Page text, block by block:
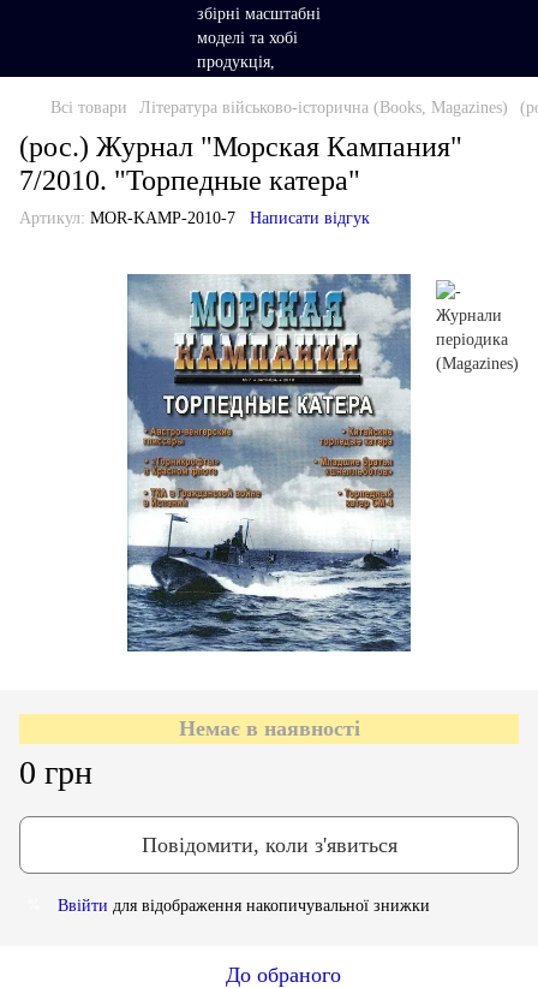
Всі товари Література військово-історична (Books, Magazines)
(рос.) Журнал "Морская Кампания"
7/2010. "Торпедные катера"
Артикул: MOR-KAMP-2010-7 Написати відгук
Немає в наявності
0 грн
Повідомити, коли з'явиться
Ввійти для відображення накопичувальної знижки
До обраного